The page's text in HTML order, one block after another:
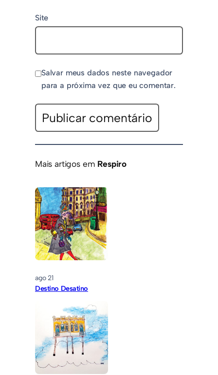
Site
Salvar meus dados neste navegador
para a próxima vez que eu comentar.
Mais artigos em Respiro
ago 21
Destino Desatino